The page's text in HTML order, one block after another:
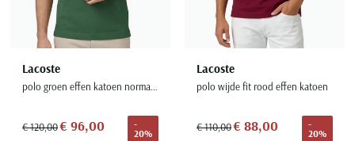
Lacoste
polo groen effen katoen normale fit
€ 120,00€ 96,00
-
20%
Lacoste
polo wijde fit rood effen katoen
€ 110,00€ 88,00
-
20%